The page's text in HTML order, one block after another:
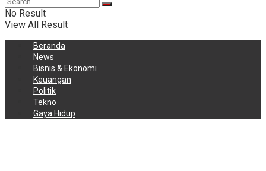
No Result
View All Result
Beranda
News
Bisnis & Ekonomi
Keuangan
Politik
Tekno
Gaya Hidup